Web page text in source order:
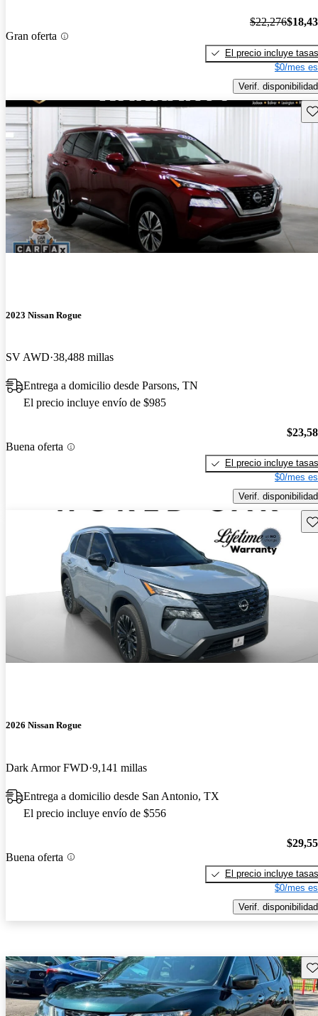
Gran oferta
$22,276
El precio incluye tasas
$0/mes
Verif. disponibilidad
2023 Nissan Rogue
SV AWD 38,488 millas
Entrega a domicilio desde Parsons, TN
El precio incluye envío de $985
Buena oferta
El precio incluye tasas
$0/mes
Verif. disponibilidad
2026 Nissan Rogue
Dark Armor FWD 9,141 millas
Entrega a domicilio desde San Antonio, TX
El precio incluye envío de $556
Buena oferta
El precio incluye tasas
$0/mes
Verif. disponibilidad